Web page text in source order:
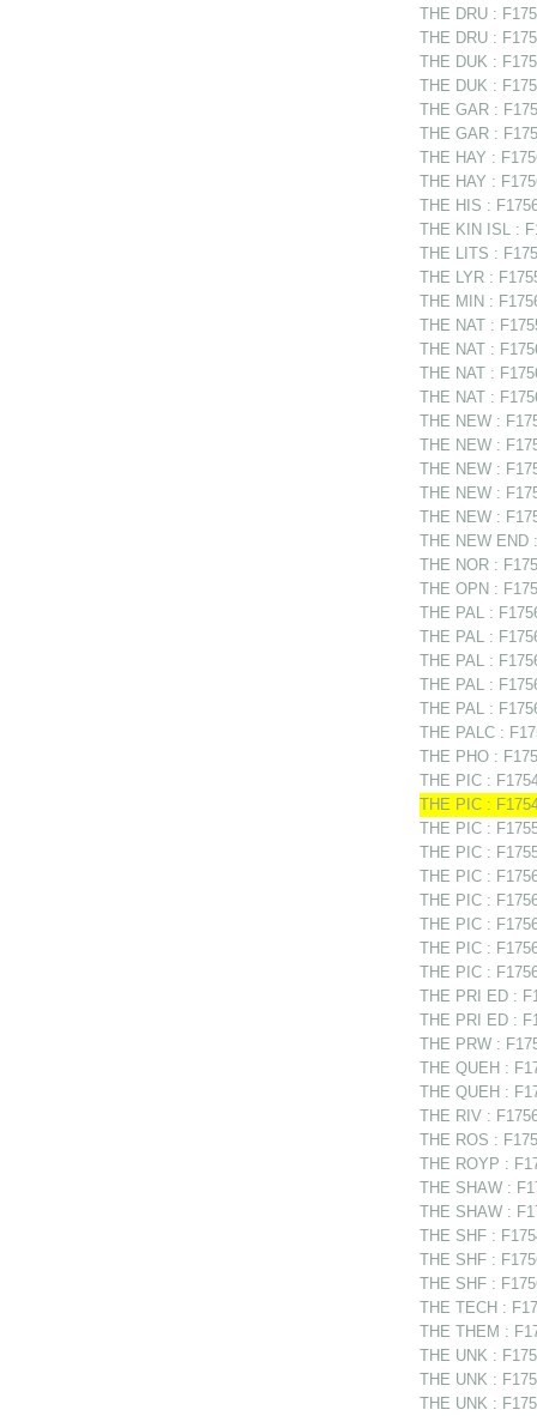
THE DRU :
THE DRU :
THE DUK :
THE DUK :
THE GAR :
THE GAR :
THE HAY :
THE HAY :
THE HIS :
THE KIN ISL :
THE LITS :
THE LYR :
THE MIN :
THE NAT :
THE NAT :
THE NAT :
THE NAT :
THE NEW :
THE NEW :
THE NEW :
THE NEW :
THE NEW :
THE NEW END
THE NOR :
THE OPN :
THE PAL :
THE PAL :
THE PAL :
THE PAL :
THE PAL :
THE PALC :
THE PHO :
THE PIC :
THE PIC :
THE PIC :
THE PIC :
THE PIC :
THE PIC :
THE PIC :
THE PIC :
THE PIC :
THE PRI ED :
THE PRI ED :
THE PRW :
THE QUEH :
THE QUEH :
THE RIV :
THE ROS :
THE ROYP :
THE SHAW :
THE SHAW :
THE SHF :
THE SHF :
THE SHF :
THE TECH :
THE THEM :
THE UNK :
THE UNK :
THE UNK :